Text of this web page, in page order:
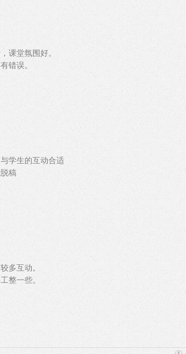
课堂氛围好。
错误。
学生的互动合适
稿
多互动。
整一些。